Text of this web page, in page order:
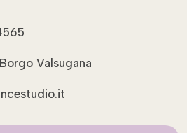
Valsugana